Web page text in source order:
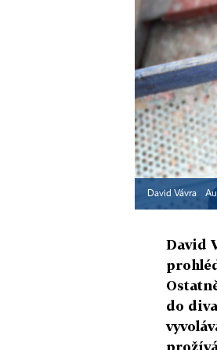
David Vávra
David
do